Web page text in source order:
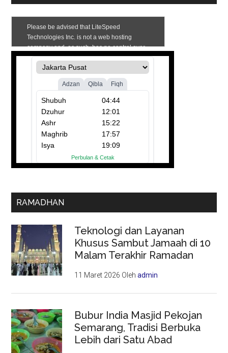
RAMADHAN
Teknologi dan Layanan
Khusus Sambut Jamaah di 10
Malam Terakhir Ramadan
11 Maret 2026 Olehadmin
Bubur India Masjid Pekojan
Semarang, Tradisi Berbuka
Lebih dari Satu Abad